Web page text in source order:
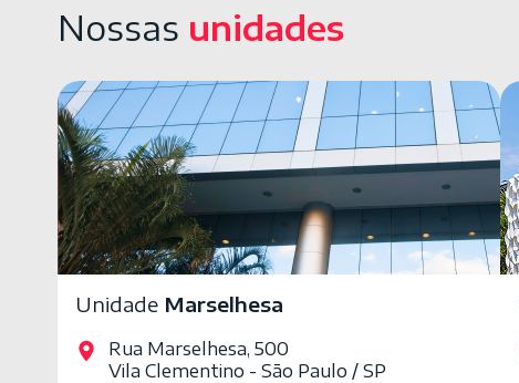
Nossas unidades
Unidade Marselhesa
Rua Marselhesa, 500
Vila Clementino - São Paulo / SP